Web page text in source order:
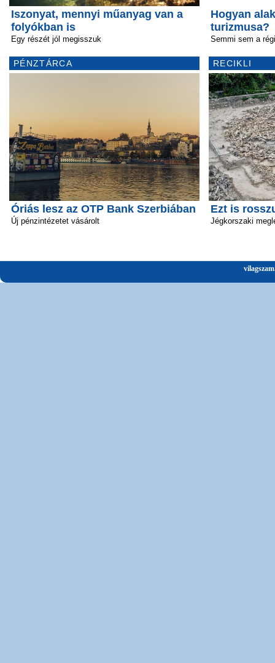
Iszonyat, mennyi műanyag van a
folyókban is
Egy részét jól megisszuk
PÉNZTÁRCA
Óriás lesz az OTP Bank Szerbiában
Új pénzintézetet vásárolt
Hogyan
turizmusa?
Semmi sem a régi
RECIKLI
Ezt is
Jégkorszaki